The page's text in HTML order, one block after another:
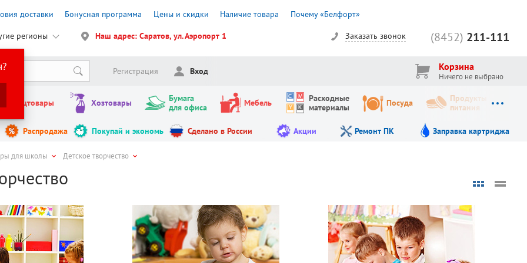
доставки Бонусная программа Цены и скидки Наличие товара Почему «Белфорт»
регионы Наш адрес: Саратов, ул. Аэропорт 1 (8452) 211-111
Заказать звонок
Регистрация Вход Корзина
Ничего не выбрано
Канцтовары Хозтовары
Бумага
для офиса
Мебель
Расходные
материалы
Посуда
Продукты
питания
Распродажа Покупай и экономь Сделано в России Акции Ремонт ПК Заправка картриджа
для школы Детское творчество